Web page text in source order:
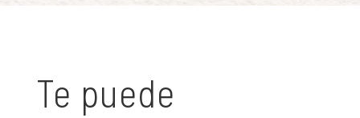
Te puede